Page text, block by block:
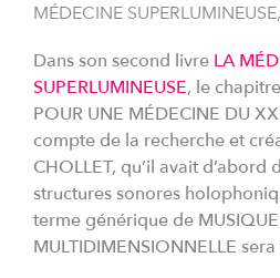
MÉDECINE
Dans son second livre LA
SUPERLUMINEUSE, le
POUR UNE MÉDECINE DU
compte de la recherche et
CHOLLET, qu’il avait d’abord
structures sonores
terme générique de MUSIQUE
MULTIDIMENSIONNELLE